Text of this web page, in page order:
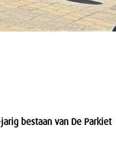
bestaan van De Parkiet